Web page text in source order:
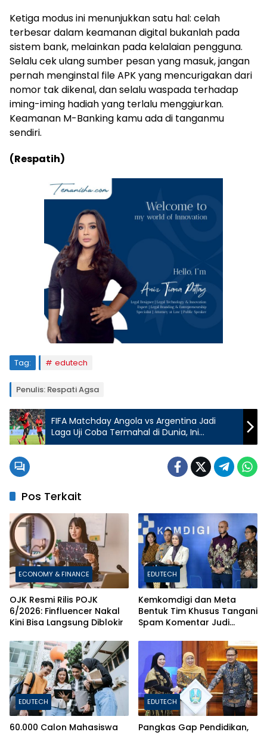
Ketiga modus ini menunjukkan satu hal: celah
terbesar dalam keamanan digital bukanlah pada
sistem bank, melainkan pada kelalaian pengguna.
Selalu cek ulang sumber pesan yang masuk, jangan
pernah menginstal file APK yang mencurigakan dari
nomor tak dikenal, dan selalu waspada terhadap
iming-iming hadiah yang terlalu menggiurkan.
Keamanan M-Banking kamu ada di tanganmu
sendiri.
(Respatih)
Tag: edutech
Penulis: Respati Agsa
FIFA Matchday Angola vs Argentina Jadi
Laga Uji Coba Termahal di Dunia, Ini
Penyebabnya
Pos Terkait
ECONOMY & FINANCE
OJK Resmi Rilis POJK
6/2026: Finfluencer Nakal
Kini Bisa Langsung Diblokir
EDUTECH
Kemkomdigi dan Meta
Bentuk Tim Khusus Tangani
Spam Komentar Judi
EDUTECH
60.000 Calon Mahasiswa
EDUTECH
Pangkas Gap Pendidikan,